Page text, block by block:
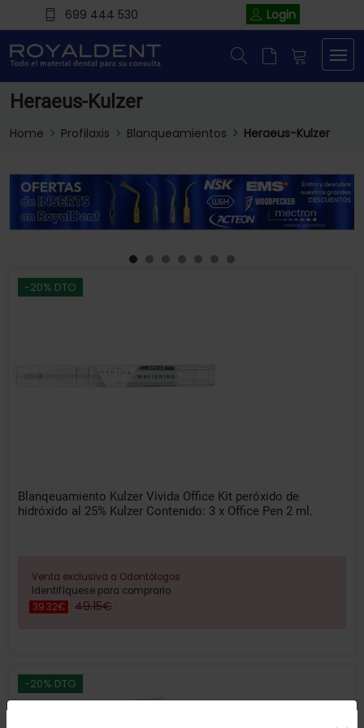
699 444 530 Login
Heraeus-Kulzer
Home Profilaxis Blanqueamientos Heraeus-Kulzer
-20% DTO
Blanqeuamiento Kulzer Vivida Office Kit peróxido de
hidróxido al 25% Kulzer Contenido: 3 x Office Pen 2 ml.
Venta exclusiva a Odontólogos
Identifíquese para comprarlo
39.32€
49.15€
-20% DTO